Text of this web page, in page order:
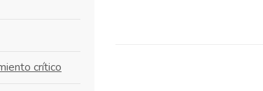
crítico